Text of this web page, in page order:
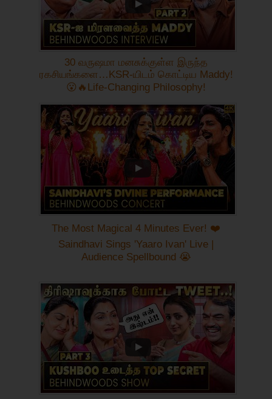
30 வருஷமா மனசுக்குள்ள இருந்த
ரகசியங்களை…KSR-யிடம் கொட்டிய Maddy!
😮🔥Life-Changing Philosophy!
The Most Magical 4 Minutes Ever! ❤️
Saindhavi Sings 'Yaaro Ivan' Live |
Audience Spellbound 😭